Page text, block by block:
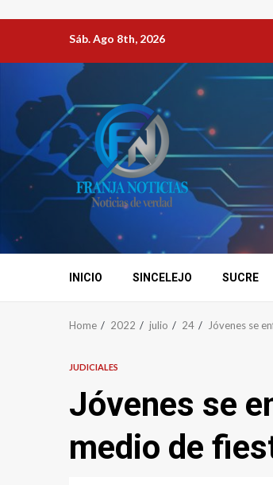
Sáb. Ago 8th, 2026
INICIO SINCELEJO SUCRE
Home 2022 julio 24 Jóvenes se
JUDICIALES
Jóvenes se
medio de